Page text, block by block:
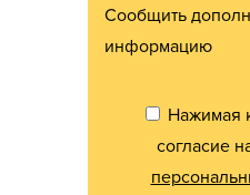
Сообщить
информацию
Нажимая
согласие